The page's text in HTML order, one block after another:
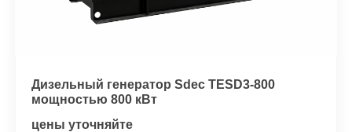
Дизельный генератор Sdec TESD3-800
мощностью 800 кВт
цены уточняйте